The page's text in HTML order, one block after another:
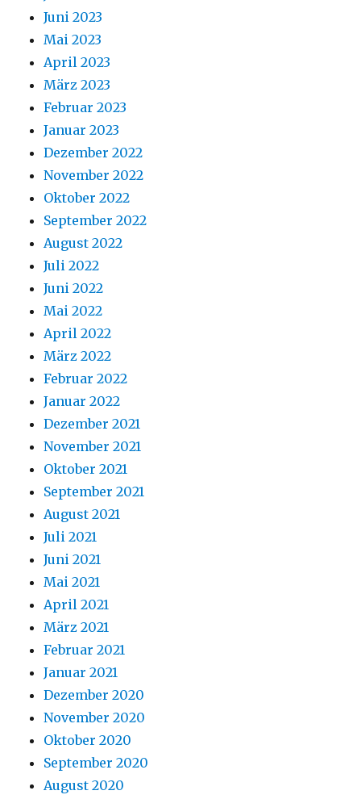
Juni 2023
Mai 2023
April 2023
März 2023
Februar 2023
Januar 2023
Dezember 2022
November 2022
Oktober 2022
September 2022
August 2022
Juli 2022
Juni 2022
Mai 2022
April 2022
März 2022
Februar 2022
Januar 2022
Dezember 2021
November 2021
Oktober 2021
September 2021
August 2021
Juli 2021
Juni 2021
Mai 2021
April 2021
März 2021
Februar 2021
Januar 2021
Dezember 2020
November 2020
Oktober 2020
September 2020
August 2020